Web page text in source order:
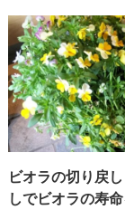
ビオラの切り戻
しでビオラの寿